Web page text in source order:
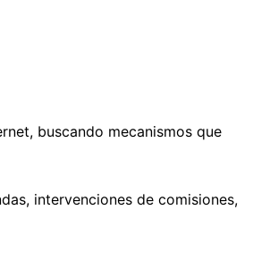
buscando mecanismos que
intervenciones de comisiones,